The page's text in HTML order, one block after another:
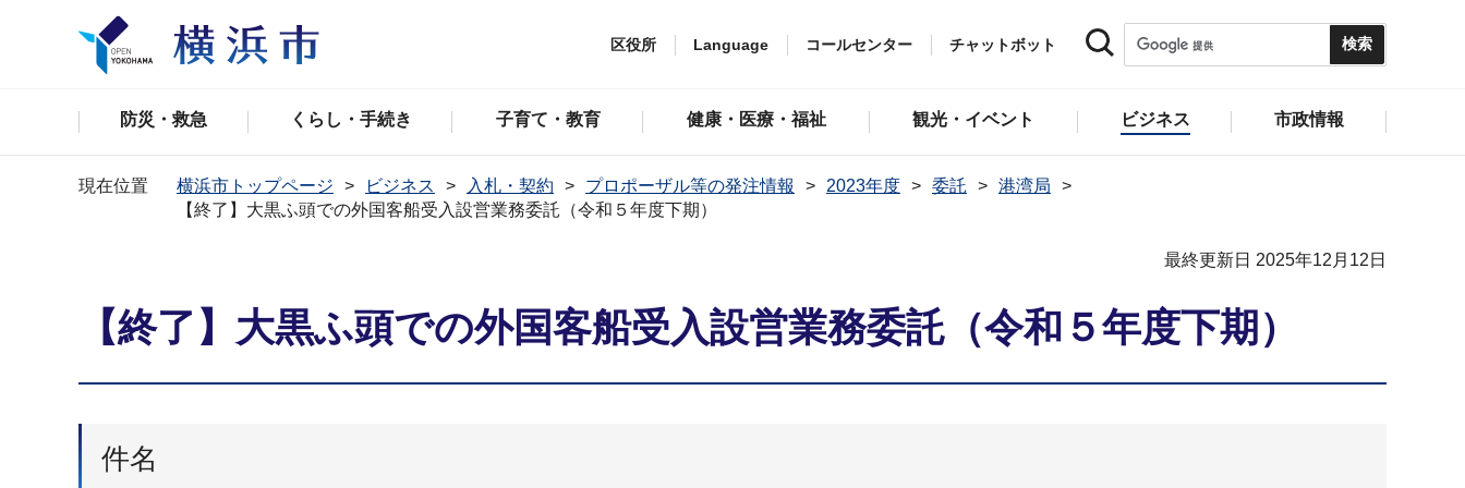
区役所 Language コールセンター チャットボット
防災・救急 くらし・手続き 子育て・教育 健康・医療・福祉 観光・イベント ビジネス 市政情報
現在位置 横浜市トップページ ビジネス 入札・契約 プロポーザル等の発注情報 2023年度 委託
港湾局
【終了】大黒ふ頭での外国客船受入設営業務委託（令和５年度下期）
最終更新日 2025年12月12日
【終了】大黒ふ頭での外国客船受入設営業務委託（令和５年度下期）
件名